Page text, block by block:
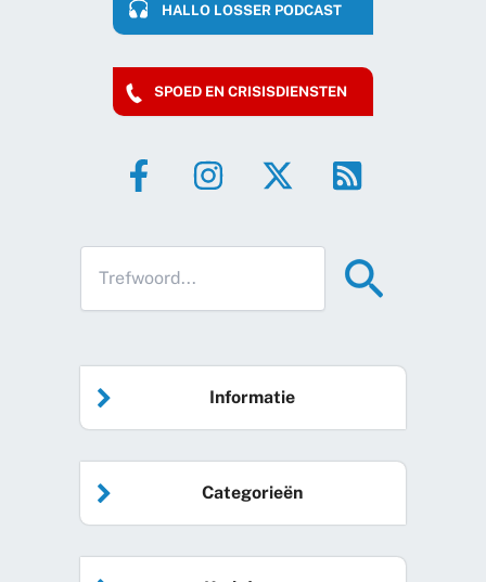
HALLO LOSSER PODCAST
SPOED EN CRISISDIENSTEN
Informatie
Home
Agenda
Categorieën
Algemeen nieuws